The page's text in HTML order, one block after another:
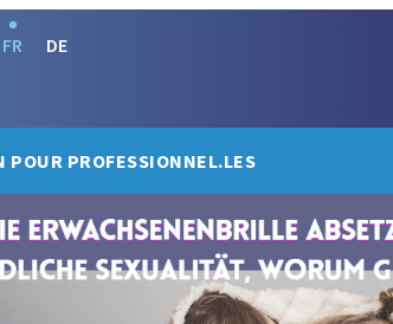
FR DE
POUR PROFESSIONNEL.LES